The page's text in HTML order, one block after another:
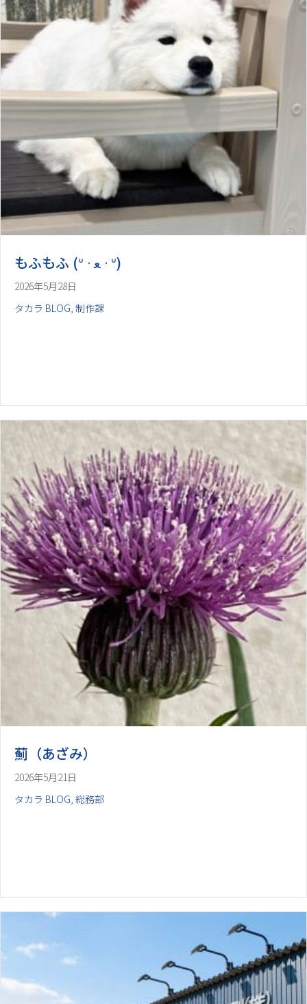
2026年5月28日
タカラ BLOG 制作課
薊（あざみ）
2026年5月21日
タカラ BLOG, 総務部